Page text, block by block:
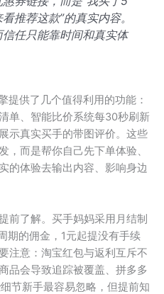
推荐这款”的真实内容。
任只能靠时间和真实体
提供了几个值得利用的功能：
单、智能比价系统每30秒刷新
示真实买手的带图评价。这些
，而是帮你自己先下单体验、
的体验去输出内容、影响身边
前了解。买手妈妈采用月结制
期的佣金，1元起提没有手续
注意：淘宝红包与返利互斥不
品会导致追踪被覆盖、拼多多
节新手最容易忽略，但提前知